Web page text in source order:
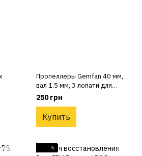
Пропеллеры Gemfan 40 мм,
вал 1.5 мм, 3 лопати для
квадрокоптера Cetus Pro
250 грн
Купить
5